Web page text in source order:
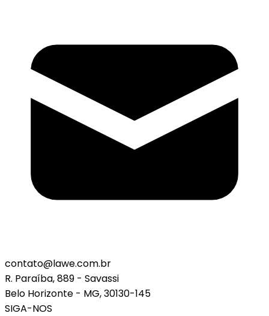
contato@lawe.com.br
R. Paraíba, 889 - Savassi
Belo Horizonte - MG, 30130-145
SIGA-NOS